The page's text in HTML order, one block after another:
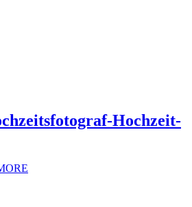
Hochzeit-